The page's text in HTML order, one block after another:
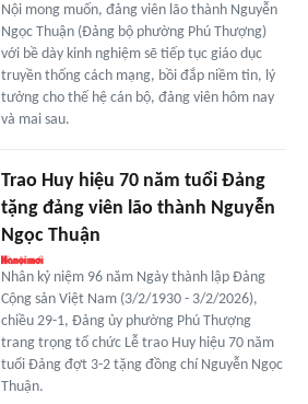
Nội mong muốn, đảng viên lão thành Nguyễn
Ngọc Thuận (Đảng bộ phường Phú Thượng)
với bề dày kinh nghiệm sẽ tiếp tục giáo dục
truyền thống cách mạng, bồi đắp niềm tin, lý
tưởng cho thế hệ cán bộ, đảng viên hôm nay
và mai sau.
Trao Huy hiệu 70 năm tuổi Đảng
tặng đảng viên lão thành Nguyễn
Ngọc Thuận
Nhân kỷ niệm 96 năm Ngày thành lập Đảng
Cộng sản Việt Nam (3/2/1930 - 3/2/2026),
chiều 29-1, Đảng ủy phường Phú Thượng
trang trọng tổ chức Lễ trao Huy hiệu 70 năm
tuổi Đảng đợt 3-2 tặng đồng chí Nguyễn Ngọc
Thuận.